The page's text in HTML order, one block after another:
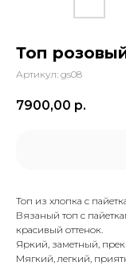
Топ
Артикул: gs08
7900,00 р.
Топ из хлопка с
Вязаный топ с
красивый оттенок.
Яркий, заметный,
Мягкий, легкий,